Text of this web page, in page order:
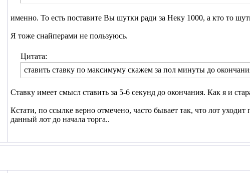
именно. То есть поставите Вы шутки ради за Неку 1000, а кто то
Я тоже снайперами не пользуюсь.
Цитата:
ставить ставку по максимуму скажем за пол минуты до
Ставку имеет смысл ставить за 5-6 секунд до окончания. Как я и
Кстати, по ссылке верно отмечено, часто бывает так, что лот
данный лот до начала торга..